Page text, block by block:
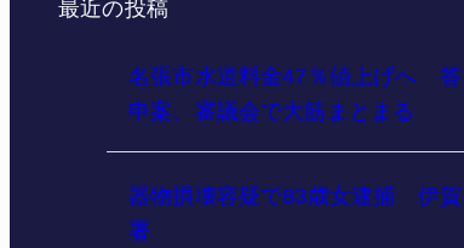
最近の投稿
名張市水道料金47％値上げへ 答
申案、審議会で大筋まとまる
器物損壊容疑で83歳女逮捕 伊賀
署